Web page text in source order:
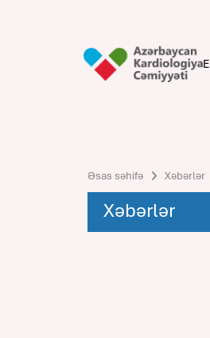
Əsas səhifə Xəbərlər
Xəbərlər